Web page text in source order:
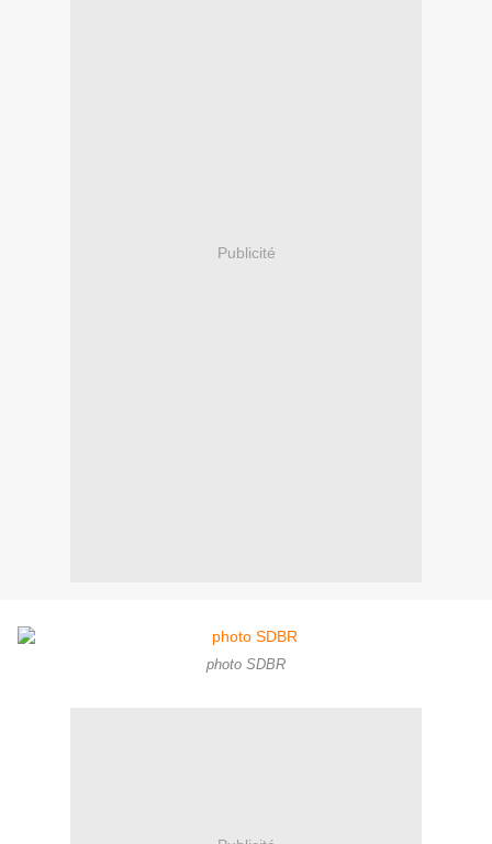
Publicité
photo SDBR